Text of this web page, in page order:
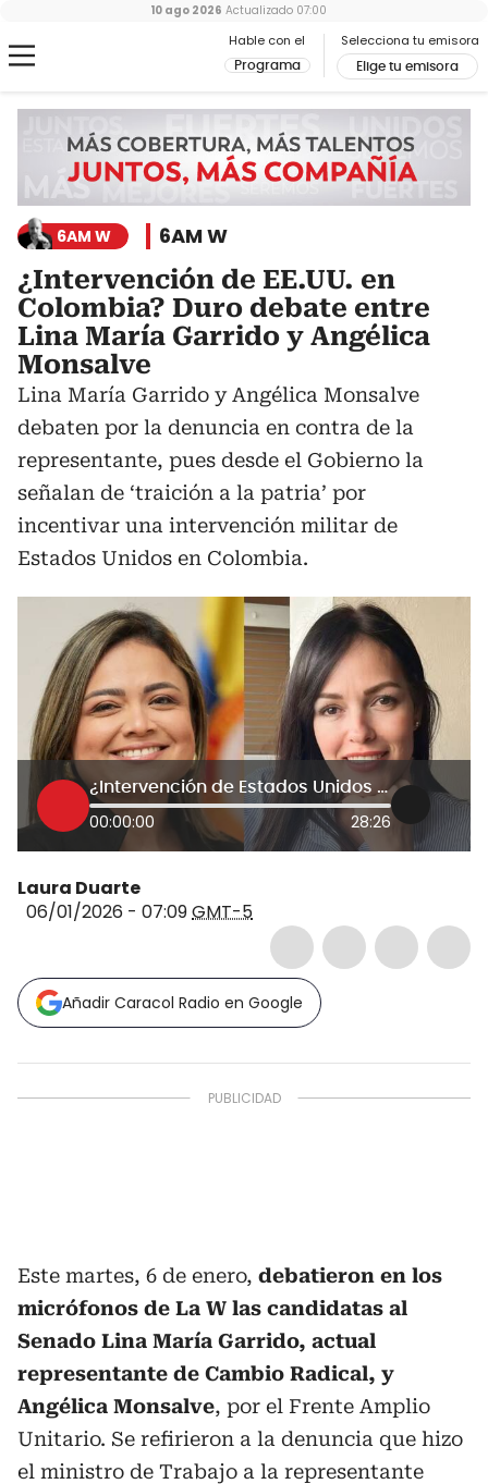
Hable con el
Programa
Selecciona tu emisora
Elige tu emisora
10 ago 2026 Actualizado 07:00
6AM W 6AM W
¿Intervención de EE.UU. en
Colombia? Duro debate entre
Lina María Garrido y Angélica
Monsalve
Lina María Garrido y Angélica Monsalve
debaten por la denuncia en contra de la
representante, pues desde el Gobierno la
señalan de ‘traición a la patria’ por
incentivar una intervención militar de
Estados Unidos en Colombia.
¿Intervención de Estados Unidos en Colombia? Duro debate entre Lina María Garrido y Angélica Monsalve
00:00:00 28:26
Laura Duarte
06/01/2026 - 07:09GMT-5
Añadir Caracol Radio en Google
Este martes, 6 de enero, debatieron en los
micrófonos de La W las candidatas al
Senado Lina María Garrido, actual
representante de Cambio Radical, y
Angélica Monsalve, por el Frente Amplio
Unitario. Se refirieron a la denuncia que hizo
el ministro de Trabajo a la representante